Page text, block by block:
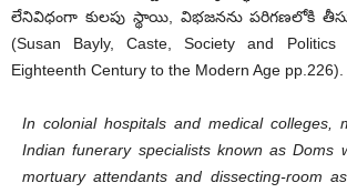
లేనివిధంగా కులపు స్థాయి, విభజనను పరిగణలోకి
(Susan Bayly, Caste, Society and
Eighteenth Century to the Modern Age pp.226).
In colonial hospitals and medical colleges,
Indian funerary specialists known as Doms
mortuary attendants and dissecting-room